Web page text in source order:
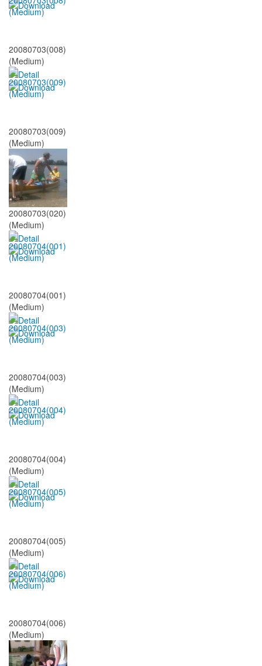
20080703(008)
(Medium)
20080703(009)
(Medium)
20080703(020)
(Medium)
20080704(001)
(Medium)
20080704(003)
(Medium)
20080704(004)
(Medium)
20080704(005)
(Medium)
20080704(006)
(Medium)